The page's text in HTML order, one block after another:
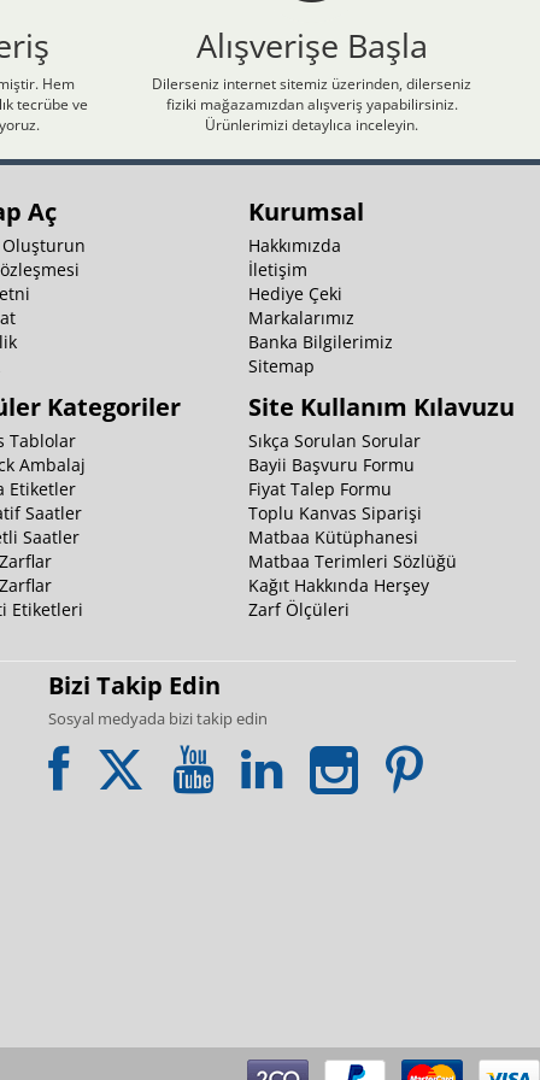
Hem
tecrübe ve
Alışverişe Başla
Dilerseniz internet sitemiz üzerinden, dilerseniz
fiziki mağazamızdan alışveriş yapabilirsiniz.
Ürünlerimizi detaylıca inceleyin.
Aç
Oluşturun
Kategoriler
Tablolar
Ambalaj
Etiketler
Saatler
Saatler
Etiketleri
Kurumsal
Hakkımızda
İletişim
Hediye Çeki
Markalarımız
Banka Bilgilerimiz
Sitemap
Site Kullanım Kılavuzu
Sıkça Sorulan Sorular
Bayii Başvuru Formu
Fiyat Talep Formu
Toplu Kanvas Siparişi
Matbaa Kütüphanesi
Matbaa Terimleri Sözlüğü
Kağıt Hakkında Herşey
Zarf Ölçüleri
Bizi Takip Edin
Sosyal medyada bizi takip edin